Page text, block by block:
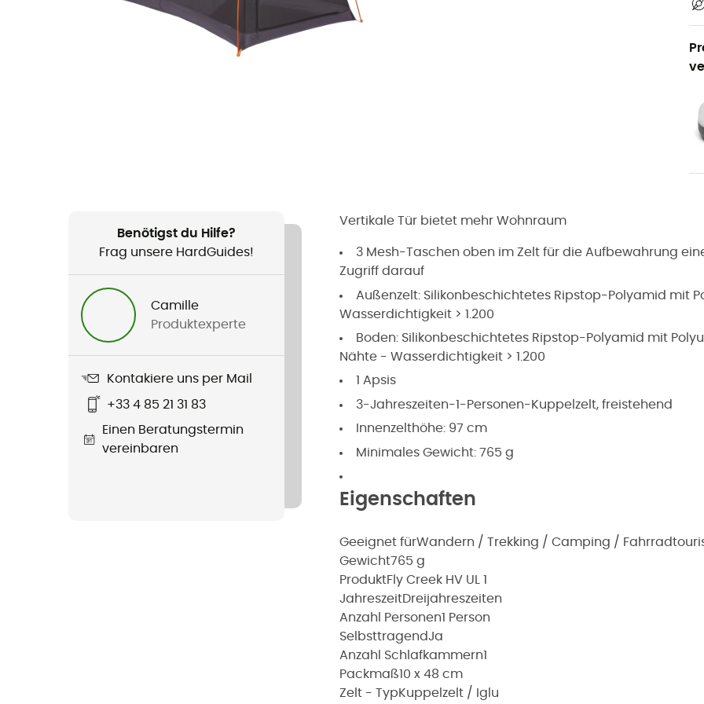
Benötigst du Hilfe?
Frag unsere HardGuides!
Camille
Produktexperte
Kontakiere uns per Mail
+33 4 85 21 31 83
Einen Beratungstermin
vereinbaren
Vertikale Tür bietet mehr Wohnraum
3 Mesh-Taschen oben im Zelt für die Aufbewahrung
Zugriff darauf
Außenzelt: Silikonbeschichtetes Ripstop-Polyamid mit
Wasserdichtigkeit > 1.200
Boden: Silikonbeschichtetes Ripstop-Polyamid mit
Nähte - Wasserdichtigkeit > 1.200
1 Apsis
3-Jahreszeiten-1-Personen-Kuppelzelt, freistehend
Innenzelthöhe: 97 cm
Minimales Gewicht: 765 g
Eigenschaften
Geeignet fürWandern / Trekking / Camping /
Gewicht765 g
ProduktFly Creek HV UL 1
JahreszeitDreijahreszeiten
Anzahl Personen1 Person
SelbsttragendJa
Anzahl Schlafkammern1
Packmaß10 x 48 cm
Zelt - TypKuppelzelt / Iglu